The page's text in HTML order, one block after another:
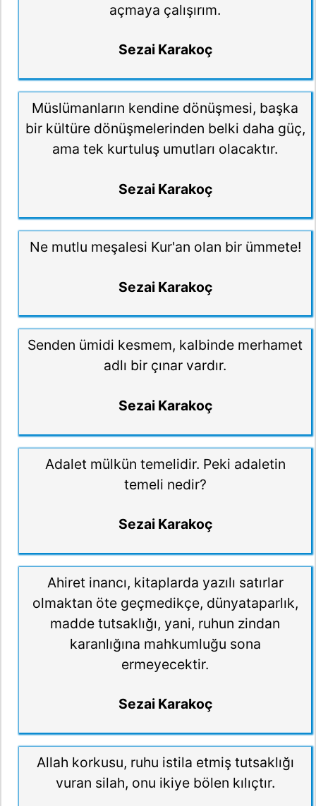
açmaya çalışırım.
Sezai Karakoç
Müslümanların kendine dönüşmesi, başka
bir kültüre dönüşmelerinden belki daha güç,
ama tek kurtuluş umutları olacaktır.
Sezai Karakoç
Ne mutlu meşalesi Kur'an olan bir ümmete!
Sezai Karakoç
Senden ümidi kesmem, kalbinde merhamet
adlı bir çınar vardır.
Sezai Karakoç
Adalet mülkün temelidir. Peki adaletin
temeli nedir?
Sezai Karakoç
Ahiret inancı, kitaplarda yazılı satırlar
olmaktan öte geçmedikçe, dünyataparlık,
madde tutsaklığı, yani, ruhun zindan
karanlığına mahkumluğu sona
ermeyecektir.
Sezai Karakoç
Allah korkusu, ruhu istila etmiş tutsaklığı
vuran silah, onu ikiye bölen kılıçtır.